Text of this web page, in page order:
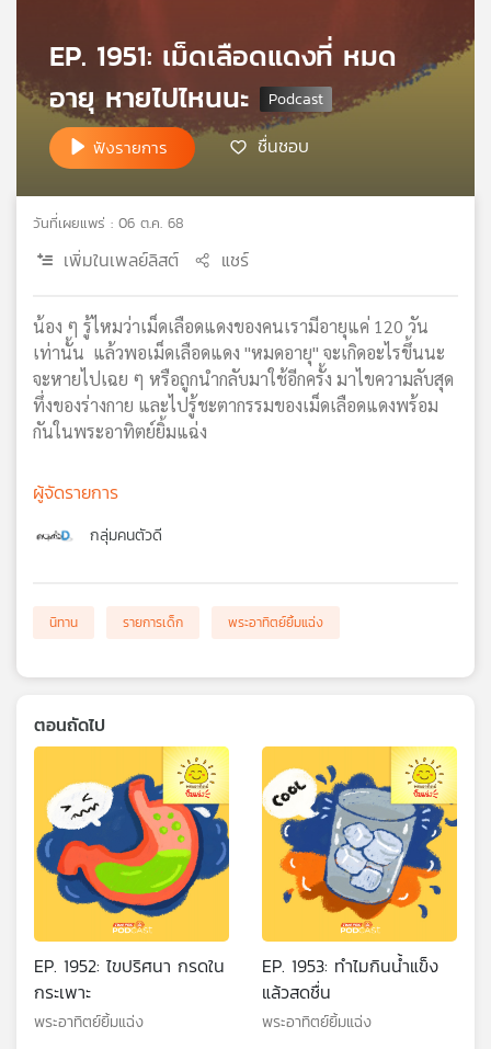
เกี่ยว
เรา
ข่าย
วิทยุ
ไทย
เอส
แผนที่
วิทยุ
EP. 1951: เม็ดเลือดแดงที่ หมด
อายุ หายไปไหนนะ
ฟังรายการ ชื่นชอบ
วันที่เผยแพร่ : 06 ต.ค. 68
เพิ่มในเพลย์ลิสต์ แชร์
น้อง ๆ รู้ไหมว่าเม็ดเลือดแดงของคนเรามีอายุแค่ 120 วัน
เท่านั้น แล้วพอเม็ดเลือดแดง "หมดอายุ" จะเกิดอะไรขึ้นนะ
จะหายไปเฉย ๆ หรือถูกนำกลับมาใช้อีกครั้ง มาไขความลับสุด
ทึ่งของร่างกาย และไปรู้ชะตากรรมของเม็ดเลือดแดงพร้อม
กันในพระอาทิตย์ยิ้มแฉ่ง
ผู้จัดรายการ
กลุ่มคนตัวดี
นิทาน รายการเด็ก พระอาทิตย์ยิ้มแฉ่ง
ตอนถัดไป
EP. 1952: ไขปริศนา กรดใน
กระเพาะ
พระอาทิตย์ยิ้มแฉ่ง
EP. 1953: ทำไมกินน้ำแข็ง
แล้วสดชื่น
พระอาทิตย์ยิ้มแฉ่ง